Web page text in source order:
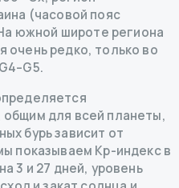
(часовой пояс
южной широте региона
очень редко, только во
для всей планеты,
бурь зависит от
показываем Kp-индекс в
3 и 27 дней, уровень